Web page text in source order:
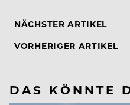
NÄCHSTER ARTIKEL
VORHERIGER ARTIKEL
DAS KÖNNTE